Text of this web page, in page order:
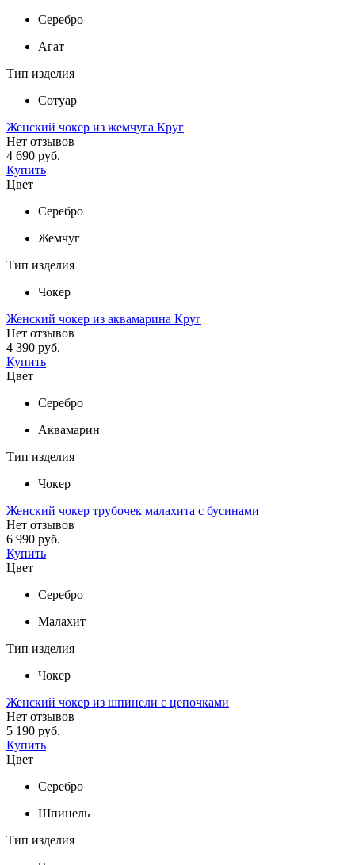
Серебро
Агат
Тип изделия
Сотуар
Женский чокер из жемчуга Круг
Нет отзывов
4 690 руб.
Купить
Цвет
Серебро
Жемчуг
Тип изделия
Чокер
Женский чокер из аквамарина Круг
Нет отзывов
4 390 руб.
Купить
Цвет
Серебро
Аквамарин
Тип изделия
Чокер
Женский чокер трубочек малахита с бусинами
Нет отзывов
6 990 руб.
Купить
Цвет
Серебро
Малахит
Тип изделия
Чокер
Женский чокер из шпинели с цепочками
Нет отзывов
5 190 руб.
Купить
Цвет
Серебро
Шпинель
Тип изделия